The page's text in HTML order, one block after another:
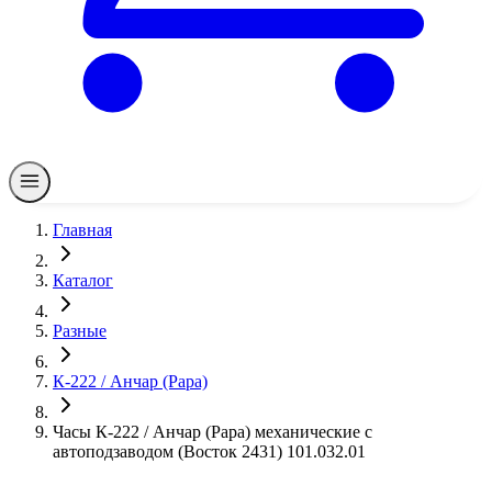
Главная
Каталог
Разные
К-222 / Анчар (Papa)
Часы К-222 / Анчар (Papa) механические с
автоподзаводом (Восток 2431) 101.032.01